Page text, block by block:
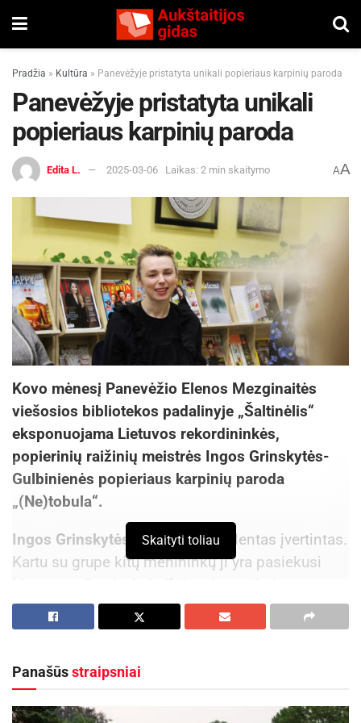
Pradžia » Kultūra » Panevėžyje pristatyta unikali popieriaus karpinių paroda
Panevėžyje pristatyta unikali
popieriaus karpinių paroda
Edita L. 2025-03-06 Laikas: 2 min skaitymo AA
Kovo mėnesį Panevėžio Elenos Mezginaitės
viešosios bibliotekos padalinyje „Šaltinėlis“
eksponuojama Lietuvos rekordininkės,
popierinių raižinių meistrės Ingos Grinskytės-
Gulbinienės popieriaus karpinių paroda
„(Ne)tobula“.
Ingos Grinskytės-Gulbinienės talentas įvertintas.
Kartu su grupe kitų menininkų ji yra pasiekusi
Lietuvos rekordą, kaip ilgiausio popieriaus
karpinioautorė: sukūrė didžiausią meninę
instaliaciją iš popieriaus raižinių „Gamtos
60 kv. m. plotą).
„Šaltinėlio“ bibliotekos languose ir erdvėse
Skaityti toliau
Panašūsstraipsniai